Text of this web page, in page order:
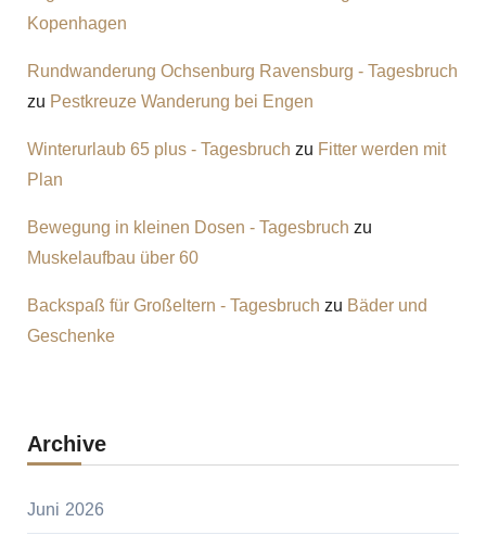
Kopenhagen
Rundwanderung Ochsenburg Ravensburg - Tagesbruch
zu Pestkreuze Wanderung bei Engen
Winterurlaub 65 plus - Tagesbruch zu Fitter werden mit
Plan
Bewegung in kleinen Dosen - Tagesbruch zu
Muskelaufbau über 60
Backspaß für Großeltern - Tagesbruch zu Bäder und
Geschenke
Archive
Juni 2026